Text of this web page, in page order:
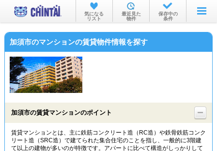
お部屋を探す
沿線・駅から
物件特集から
TOP
気になる
リスト
最近見た
物件
保存中の
条件
加須市のマンションの賃貸物件情報を探す
加須市の賃貸マンションのポイント
賃貸マンションとは、主に鉄筋コンクリート造（RC造）や鉄骨鉄筋コンク
リート造（SRC造）で建てられた集合住宅のことを指し、一般的に3階建
て以上の建物が多いのが特徴です。アパートに比べて構造がしっかりして